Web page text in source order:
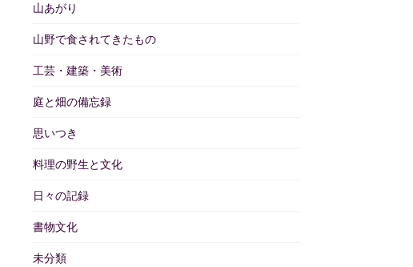
山あがり
山野で食されてきたもの
工芸・建築・美術
庭と畑の備忘録
思いつき
料理の野生と文化
日々の記録
書物文化
未分類